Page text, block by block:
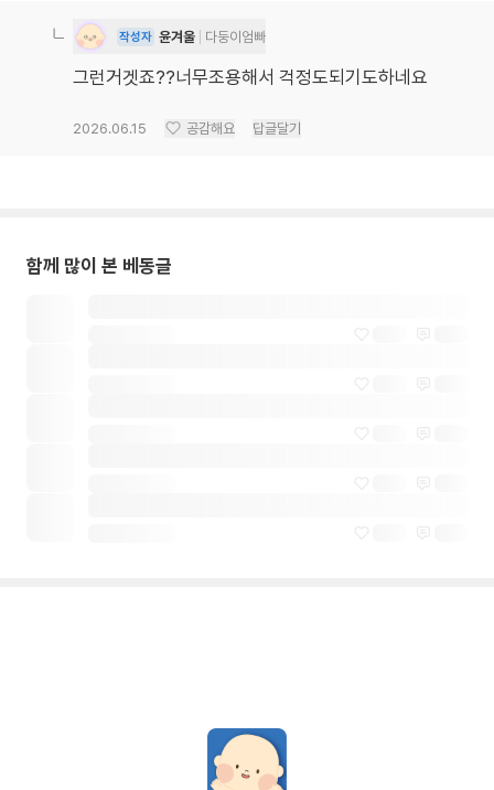
작성자 윤겨울 다둥이엄빠
그런거겟죠??너무조용해서 걱정도되기도하네요
2026.06.15 공감해요 답글달기
함께 많이 본 베동글